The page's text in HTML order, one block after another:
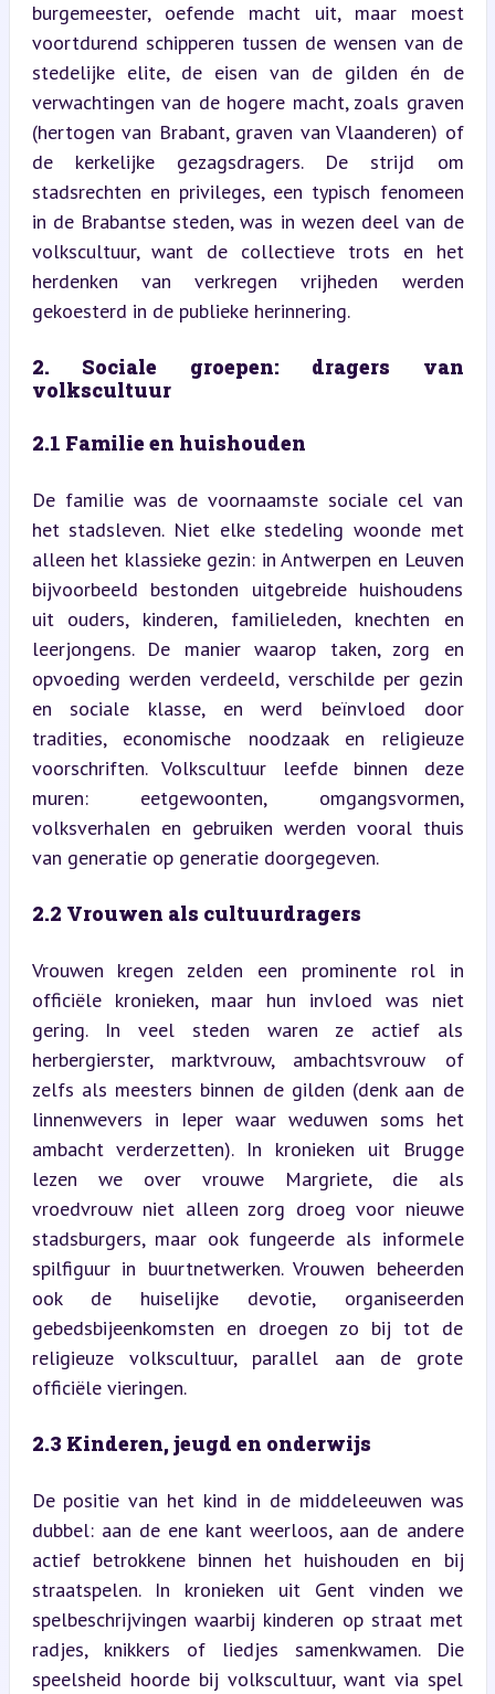
burgemeester, oefende macht uit, maar moest
voortdurend schipperen tussen de wensen van de
stedelijke elite, de eisen van de gilden én de
verwachtingen van de hogere macht, zoals graven
(hertogen van Brabant, graven van Vlaanderen) of
de kerkelijke gezagsdragers. De strijd om
stadsrechten en privileges, een typisch fenomeen
in de Brabantse steden, was in wezen deel van de
volkscultuur, want de collectieve trots en het
herdenken van verkregen vrijheden werden
gekoesterd in de publieke herinnering.
2. Sociale groepen: dragers van
volkscultuur
2.1 Familie en huishouden
De familie was de voornaamste sociale cel van
het stadsleven. Niet elke stedeling woonde met
alleen het klassieke gezin: in Antwerpen en Leuven
bijvoorbeeld bestonden uitgebreide huishoudens
uit ouders, kinderen, familieleden, knechten en
leerjongens. De manier waarop taken, zorg en
opvoeding werden verdeeld, verschilde per gezin
en sociale klasse, en werd beïnvloed door
tradities, economische noodzaak en religieuze
voorschriften. Volkscultuur leefde binnen deze
muren: eetgewoonten, omgangsvormen,
volksverhalen en gebruiken werden vooral thuis
van generatie op generatie doorgegeven.
2.2 Vrouwen als cultuurdragers
Vrouwen kregen zelden een prominente rol in
officiële kronieken, maar hun invloed was niet
gering. In veel steden waren ze actief als
herbergierster, marktvrouw, ambachtsvrouw of
zelfs als meesters binnen de gilden (denk aan de
linnenwevers in Ieper waar weduwen soms het
ambacht verderzetten). In kronieken uit Brugge
lezen we over vrouwe Margriete, die als
vroedvrouw niet alleen zorg droeg voor nieuwe
stadsburgers, maar ook fungeerde als informele
spilfiguur in buurtnetwerken. Vrouwen beheerden
ook de huiselijke devotie, organiseerden
gebedsbijeenkomsten en droegen zo bij tot de
religieuze volkscultuur, parallel aan de grote
officiële vieringen.
2.3 Kinderen, jeugd en onderwijs
De positie van het kind in de middeleeuwen was
dubbel: aan de ene kant weerloos, aan de andere
actief betrokkene binnen het huishouden en bij
straatspelen. In kronieken uit Gent vinden we
spelbeschrijvingen waarbij kinderen op straat met
radjes, knikkers of liedjes samenkwamen. Die
speelsheid hoorde bij volkscultuur, want via spel